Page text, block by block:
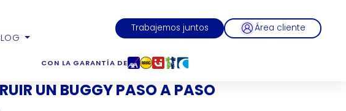
Trabajemos juntos Área cliente
CON LA GARANTÍA DE
UN BUGGY PASO A PASO